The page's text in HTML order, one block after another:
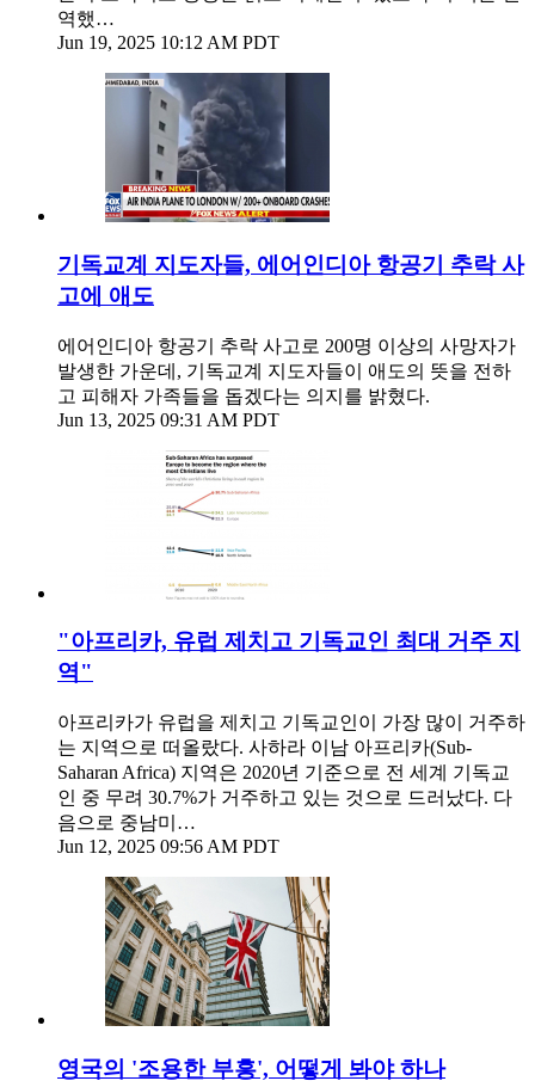
역했…
Jun 19, 2025 10:12 AM PDT
기독교계 지도자들, 에어인디아 항공기 추락 사
고에 애도
에어인디아 항공기 추락 사고로 200명 이상의 사망자가
발생한 가운데, 기독교계 지도자들이 애도의 뜻을 전하
고 피해자 가족들을 돕겠다는 의지를 밝혔다.
Jun 13, 2025 09:31 AM PDT
"아프리카, 유럽 제치고 기독교인 최대 거주 지
역"
아프리카가 유럽을 제치고 기독교인이 가장 많이 거주하
는 지역으로 떠올랐다. 사하라 이남 아프리카(Sub-
Saharan Africa) 지역은 2020년 기준으로 전 세계 기독교
인 중 무려 30.7%가 거주하고 있는 것으로 드러났다. 다
음으로 중남미…
Jun 12, 2025 09:56 AM PDT
영국의 '조용한 부흥', 어떻게 봐야 하나